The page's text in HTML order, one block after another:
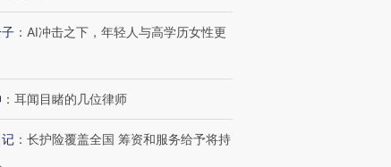
： AI冲击之下，年轻人与高学历女性更
： 耳闻目睹的几位律师
： 长护险覆盖全国 筹资和服务给予将持